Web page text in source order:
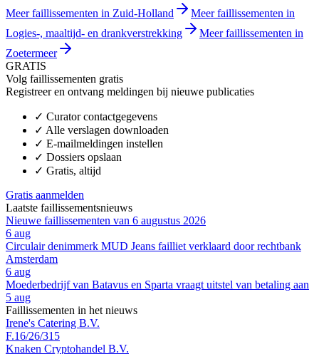
Meer faillissementen in Zuid-Holland
Meer faillissementen in
Logies-, maaltijd- en drankverstrekking
Meer faillissementen in
Zoetermeer
GRATIS
Volg faillissementen gratis
Registreer en ontvang meldingen bij nieuwe publicaties
✓ Curator contactgegevens
✓ Alle verslagen downloaden
✓ E-mailmeldingen instellen
✓ Dossiers opslaan
✓ Gratis, altijd
Gratis aanmelden
Laatste faillissementsnieuws
Nieuwe faillissementen van 6 augustus 2026
6 aug
Circulair denimmerk MUD Jeans failliet verklaard door rechtbank
Amsterdam
6 aug
Moederbedrijf van Batavus en Sparta vraagt uitstel van betaling aan
5 aug
Faillissementen in het nieuws
Irene's Catering B.V.
F.16/26/315
Knaken Cryptohandel B.V.